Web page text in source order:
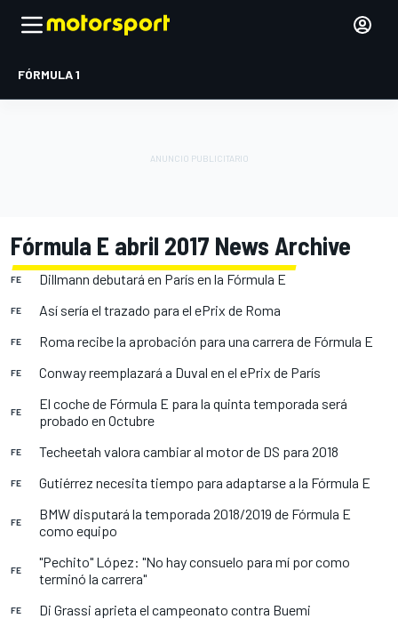
FÓRMULA 1
Fórmula E abril 2017 News Archive
FE Dillmann debutará en París en la Fórmula E
FE Así sería el trazado para el ePrix de Roma
FE Roma recibe la aprobación para una carrera de Fórmula E
FE Conway reemplazará a Duval en el ePrix de París
FE
El coche de Fórmula E para la quinta temporada será
probado en Octubre
FE Techeetah valora cambiar al motor de DS para 2018
FE Gutiérrez necesita tiempo para adaptarse a la Fórmula E
FE
BMW disputará la temporada 2018/2019 de Fórmula E
como equipo
FE
"Pechito" López: "No hay consuelo para mí por como
terminó la carrera"
FE Di Grassi aprieta el campeonato contra Buemi